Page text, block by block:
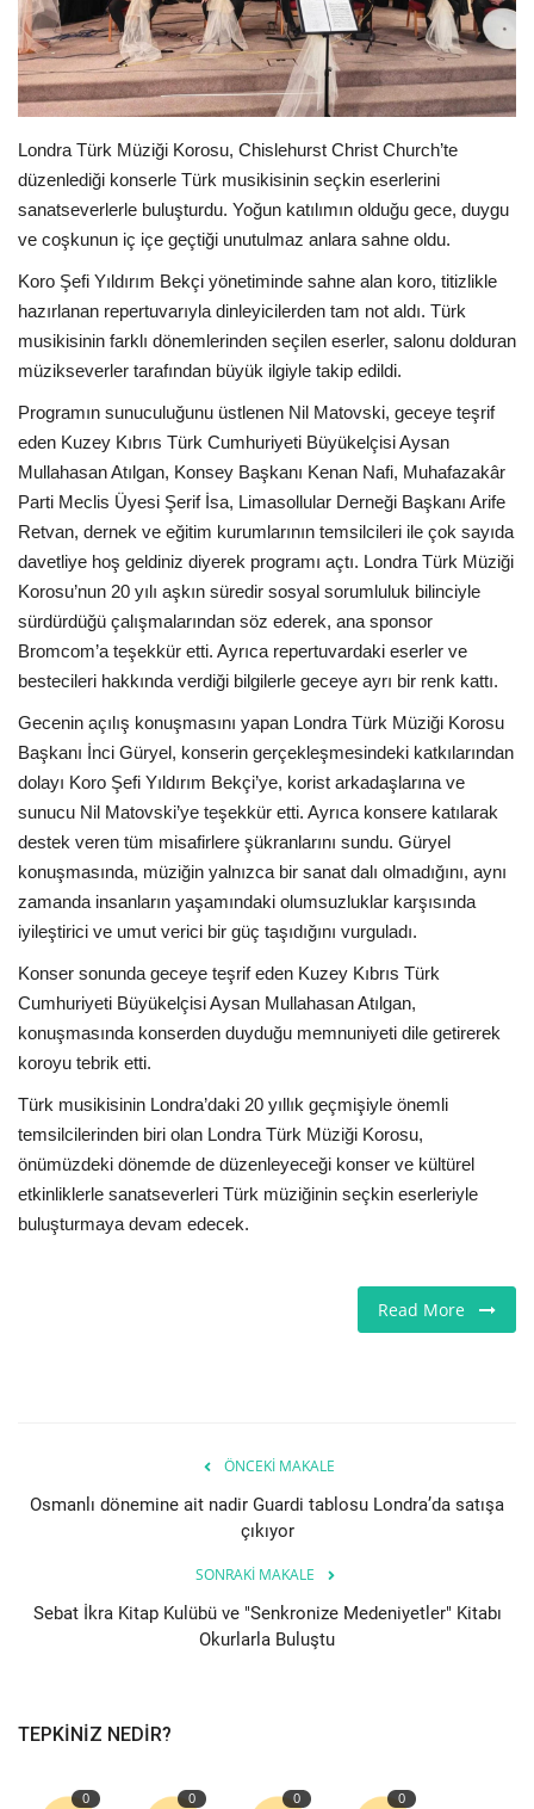
Londra
İngiltere
İş & Ekonomi
Firma Rehberi
Pazaryeri
Kültür - Sanat
Restoranlar
Sağlık
Teknoloji
Etkinlik
Hakkımızda
Galeri
İletişim
Dilim
English Turkish
Londra Türk Müziği Korosu, Chislehurst Christ Church’te
düzenlediği konserle Türk musikisinin seçkin eserlerini
sanatseverlerle buluşturdu. Yoğun katılımın olduğu gece, duygu
ve coşkunun iç içe geçtiği unutulmaz anlara sahne oldu.
Koro Şefi Yıldırım Bekçi yönetiminde sahne alan koro, titizlikle
hazırlanan repertuvarıyla dinleyicilerden tam not aldı. Türk
musikisinin farklı dönemlerinden seçilen eserler, salonu dolduran
müzikseverler tarafından büyük ilgiyle takip edildi.
Programın sunuculuğunu üstlenen Nil Matovski, geceye teşrif
eden Kuzey Kıbrıs Türk Cumhuriyeti Büyükelçisi Aysan
Mullahasan Atılgan, Konsey Başkanı Kenan Nafi, Muhafazakâr
Parti Meclis Üyesi Şerif İsa, Limasollular Derneği Başkanı Arife
Retvan, dernek ve eğitim kurumlarının temsilcileri ile çok sayıda
davetliye hoş geldiniz diyerek programı açtı. Londra Türk Müziği
Korosu’nun 20 yılı aşkın süredir sosyal sorumluluk bilinciyle
sürdürdüğü çalışmalarından söz ederek, ana sponsor
Bromcom’a teşekkür etti. Ayrıca repertuvardaki eserler ve
bestecileri hakkında verdiği bilgilerle geceye ayrı bir renk kattı.
Gecenin açılış konuşmasını yapan Londra Türk Müziği Korosu
Başkanı İnci Güryel, konserin gerçekleşmesindeki katkılarından
dolayı Koro Şefi Yıldırım Bekçi’ye, korist arkadaşlarına ve
sunucu Nil Matovski’ye teşekkür etti. Ayrıca konsere katılarak
destek veren tüm misafirlere şükranlarını sundu. Güryel
konuşmasında, müziğin yalnızca bir sanat dalı olmadığını, aynı
zamanda insanların yaşamındaki olumsuzluklar karşısında
iyileştirici ve umut verici bir güç taşıdığını vurguladı.
Konser sonunda geceye teşrif eden Kuzey Kıbrıs Türk
Cumhuriyeti Büyükelçisi Aysan Mullahasan Atılgan,
konuşmasında konserden duyduğu memnuniyeti dile getirerek
koroyu tebrik etti.
Türk musikisinin Londra’daki 20 yıllık geçmişiyle önemli
temsilcilerinden biri olan Londra Türk Müziği Korosu,
önümüzdeki dönemde de düzenleyeceği konser ve kültürel
etkinliklerle sanatseverleri Türk müziğinin seçkin eserleriyle
buluşturmaya devam edecek.
Read More
ÖNCEKI MAKALE
Osmanlı dönemine ait nadir Guardi tablosu Londra’da satışa
çıkıyor
SONRAKI MAKALE
Sebat İkra Kitap Kulübü ve "Senkronize Medeniyetler" Kitabı
Okurlarla Buluştu
TEPKINIZ NEDIR?
0 0 0 0